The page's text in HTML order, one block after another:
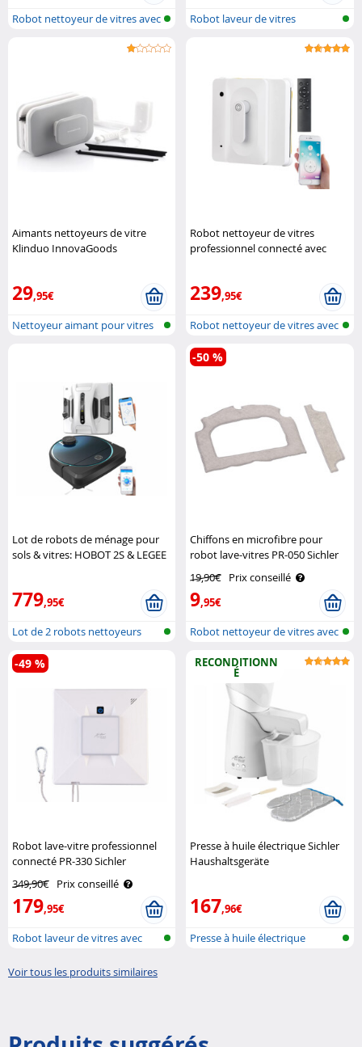
Robot nettoyeur de vitres avec
Robot laveur de vitres
Aimants nettoyeurs de vitre
Klinduo InnovaGoods
29,95€
Nettoyeur aimant pour vitres
Robot nettoyeur de vitres
professionnel connecté avec
239,95€
Robot nettoyeur de vitres avec
blue..
Lot de robots de ménage pour
sols & vitres: HOBOT 2S & LEGEE
779,95€
Lot de 2 robots nettoyeurs
professi..
Chiffons en microfibre pour
robot lave-vitres PR-050 Sichler
19,90€ Prix conseillé
9,95€
-50 %
Robot nettoyeur de vitres avec
Robot lave-vitre professionnel
connecté PR-330 Sichler
349,90€ Prix conseillé
179,95€
-49 %
Robot laveur de vitres avec
RECONDITIONN
É
Presse à huile électrique Sichler
Haushaltsgeräte
167,96€
Presse à huile électrique
Voir tous les produits similaires